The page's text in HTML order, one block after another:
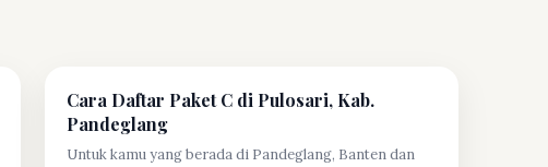
Cara Daftar Paket C di Pulosari, Kab.
Pandeglang
Untuk kamu yang berada di Pandeglang, Banten dan